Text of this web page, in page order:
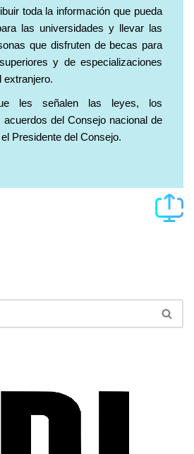
toda la información que pueda
las universidades y llevar las
que disfruten de becas para
y de especializaciones
extranjero.
les señalen las leyes, los
acuerdos del Consejo nacional de
Presidente del Consejo.